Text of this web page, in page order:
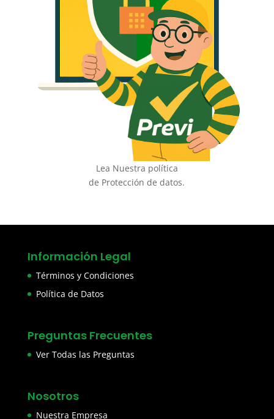
Lea Nuestra política
de Protección de datos.
Información Legal
Términos y Condiciones
Política de Datos
Preguntas Frecuentes
Ver Todas las Preguntas
Nosotros
Nuestra Empresa